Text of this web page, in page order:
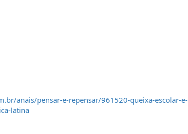
anais/pensar-e-repensar/961520-queixa-escolar-e-
latina